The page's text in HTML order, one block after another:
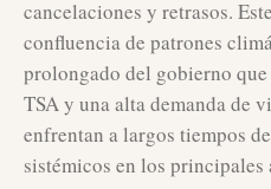
cancelaciones y retrasos.
confluencia de patrones
prolongado del gobierno
TSA y una alta demanda de
enfrentan a largos tiempos
sistémicos en los principales